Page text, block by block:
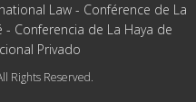
Law - Conférence de La
Conferencia de La Haya de
Privado
Rights Reserved.